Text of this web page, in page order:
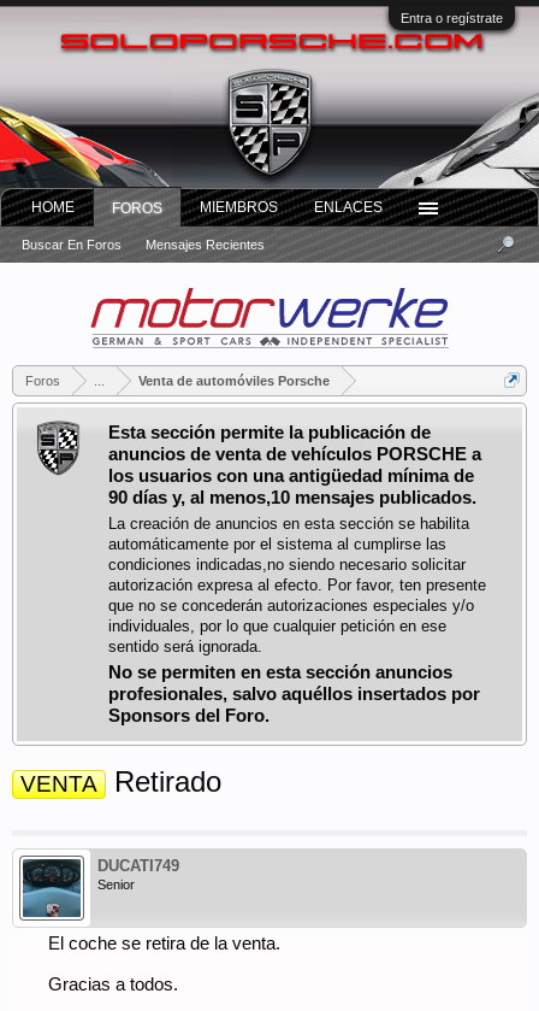
Entra o regístrate
Foros Venta de automóviles Porsche
Esta sección permite la publicación de
anuncios de venta de vehículos PORSCHE a
los usuarios con una antigüedad mínima de
90 días y, al menos,10 mensajes publicados.
La creación de anuncios en esta sección se habilita
automáticamente por el sistema al cumplirse las
condiciones indicadas,no siendo necesario solicitar
autorización expresa al efecto. Por favor, ten presente
que no se concederán autorizaciones especiales y/o
individuales, por lo que cualquier petición en ese
sentido será ignorada.
No se permiten en esta sección anuncios
profesionales, salvo aquéllos insertados por
Sponsors del Foro.
VENTA Retirado
DUCATI749
Senior
El coche se retira de la venta.
Gracias a todos.
HOME FOROS
Buscar En Foros Mensajes Recientes
MIEMBROS ENLACES